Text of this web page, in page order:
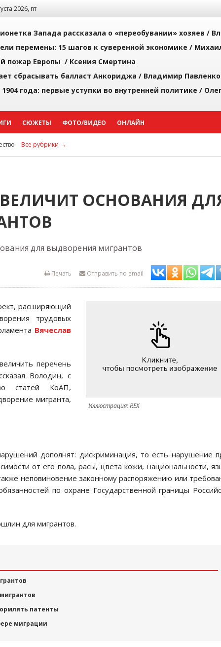
2026, пт
Запада рассказала о «переобувании» хозяев /
перемены: 15 шагов к суверенной экономике /
пожар Европы / Ксения Смертина
сбрасывать балласт Анкориджа / Владимир Павленко
года: первые уступки во внутренней политике /
СЮЖЕТЫ ФОТО/ВИДЕО ОНЛАЙН
Все рубрики →
ОСНОВАНИЯ
для выдворения мигрантов
Отправить по email
Печать
Иллюстрация: REX
расширяющий
трудовых
Вячеслав
перечень
Володин, с
статей КоАП,
мигранта,
дополнят: дискриминация, то есть нарушение
от его пола, расы, цвета кожи, национальности,
неповиновение законному распоряжению или
по охране Государственной границы
для мигрантов.
патенты
миграции